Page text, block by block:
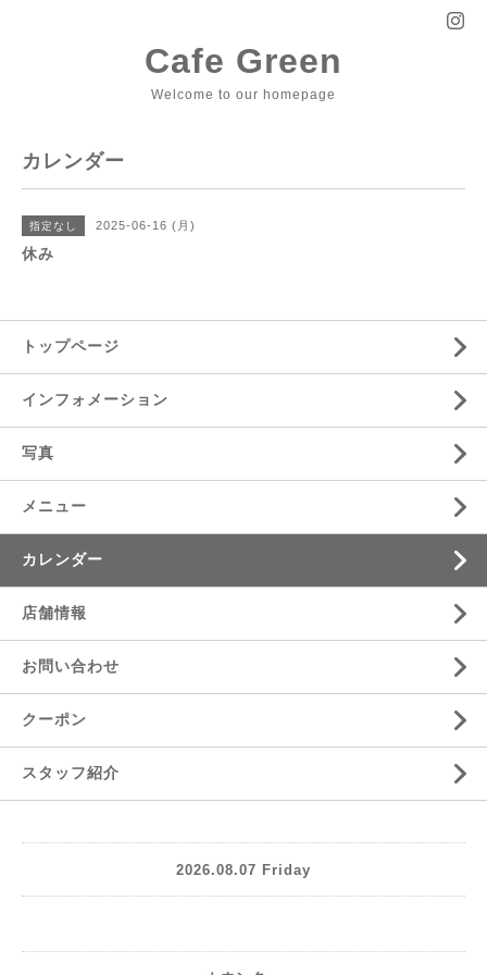
Cafe Green
Welcome to our homepage
カレンダー
指定なし 2025-06-16 (月)
休み
トップページ
インフォメーション
写真
メニュー
カレンダー
店舗情報
お問い合わせ
クーポン
スタッフ紹介
2026.08.07 Friday